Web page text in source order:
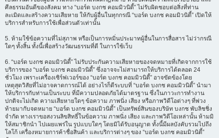
ศีลธรรมอันดีของสังคม ทาง “บอร์ด บงกช คอมมิวนิตี้” ไม่รับผิดชอบต่อสิ่งที่ท่าน
ละเมิดและสร้างความเสียหาย ให้กับผู้อื่นในทุกกรณี “บอร์ด บงกช คอมมิวนิตี้” เปิดให้
บริการสำหรับการใช้เพื่อส่วนตัวเท่านั้น
5. ห้ามใช้ข้อความที่ไม่สุภาพ หรือเป็นการหมิ่นประมาทผู้อื่นในการสื่อสาร ไม่ว่ากรณี
ใดๆ ทั้งสิ้น ทั้งนี้เพื่อสร้างวัฒนธรรมที่ดี ในการใช้เว็บ
6. “บอร์ด บงกช คอมมิวนิตี้” ไม่รับประกันความเสียหายของจดหมายที่เกิดจากการใช้
บริการของ “บอร์ด บงกช คอมมิวนิตี้” ซึ่งอาจจะไม่สามารถให้บริการได้ตลอด 24
ชั่วโมง เพราะเครื่องเซิร์ฟเวอร์ของ “บอร์ด บงกช คอมมิวนิตี้” อาจขัดข้องโดย
เหตุสุดวิสัยที่ไม่อาจคาดการณ์ได้ อย่างไรก็ดีระบบที่ “บอร์ด บงกช คอมมิวนิตี้” นำมา
ให้บริการกับท่านเป็นระบบ ที่มีความปลอดภัยได้มาตรฐาน ซึ่งในภาวะการทำงาน
ปกติจะไม่เกิด ความเสียหายใดๆ ข้อความ ภาพนิ่ง เสียง หรือภาพวิดีโอต่างๆ ที่พ่วง
ท้ายมากับจดหมาย “บอร์ด บงกช คอมมิวนิตี้” เป็นทรัพย์สินของบริษัท บงกช พับลิชชิ่ง
จำกัด ทางเราขอสงวนลิขสิทธิ์ในข้อความ ภาพนิ่ง เสียง และภาพวิดีโอเหล่านั้น ห้ามมิ
ให้สมาชิกนำ ไปเผยแพร่ใน รูปแบบใดๆ โดยมิได้รับอนุญาต ทั้งนี้มีผลบังคับรวมไปถึง
โลโก้ เครื่องหมายการค้าชื่อสินค้า และบริการต่างๆ ของ “บอร์ด บงกช คอมมิวนิตี้”